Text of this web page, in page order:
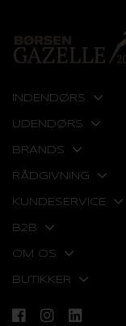
INDENDØRS
UDENDØRS
BRANDS
RÅDGIVNING
KUNDESERVICE
B2B
OM OS
BUTIKKER